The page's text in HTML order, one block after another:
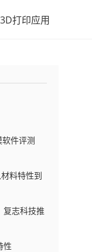
3D打印应用
件评测
料特性到
复志科技推
性